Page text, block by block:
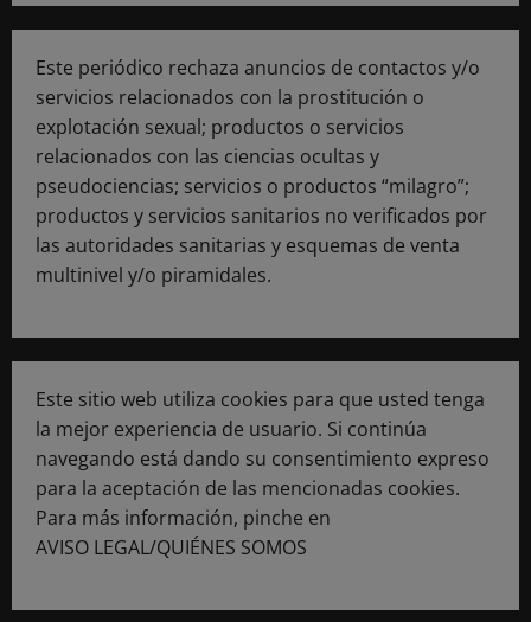
Este periódico rechaza anuncios de contactos y/o
servicios relacionados con la prostitución o
explotación sexual; productos o servicios
relacionados con las ciencias ocultas y
pseudociencias; servicios o productos “milagro”;
productos y servicios sanitarios no verificados por
las autoridades sanitarias y esquemas de venta
multinivel y/o piramidales.
Este sitio web utiliza cookies para que usted tenga
la mejor experiencia de usuario. Si continúa
navegando está dando su consentimiento expreso
para la aceptación de las mencionadas cookies.
Para más información, pinche en
AVISO LEGAL/QUIÉNES SOMOS